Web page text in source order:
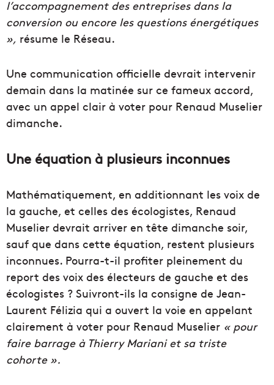
l’accompagnement des entreprises dans la
conversion ou encore les questions énergétiques
», résume le Réseau.
Une communication officielle devrait intervenir
demain dans la matinée sur ce fameux accord,
avec un appel clair à voter pour Renaud Muselier
dimanche.
Une équation à plusieurs inconnues
Mathématiquement, en additionnant les voix de
la gauche, et celles des écologistes, Renaud
Muselier devrait arriver en tête dimanche soir,
sauf que dans cette équation, restent plusieurs
inconnues. Pourra-t-il profiter pleinement du
report des voix des électeurs de gauche et des
écologistes ? Suivront-ils la consigne de Jean-
Laurent Félizia qui a ouvert la voie en appelant
clairement à voter pour Renaud Muselier « pour
faire barrage à Thierry Mariani et sa triste
cohorte ».